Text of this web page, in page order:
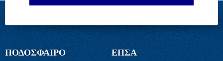
ΠΟΔΟΣΦΑΙΡΟ ΕΠΣΑ